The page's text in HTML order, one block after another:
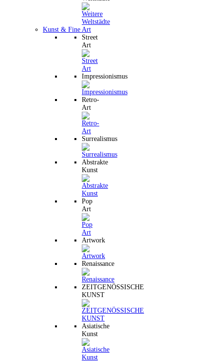
Kunst & Fine Art
Street
Art
Impressionismus
Retro-
Art
Surrealismus
Abstrakte
Kunst
Pop
Art
Artwork
Renaissance
ZEITGENÖSSISCHE
KUNST
Asiatische
Kunst